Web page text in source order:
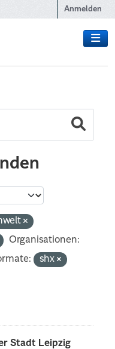
Anmelden
Organisationen:
shx
Stadt Leipzig